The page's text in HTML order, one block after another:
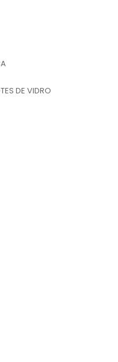
DE VIDRO